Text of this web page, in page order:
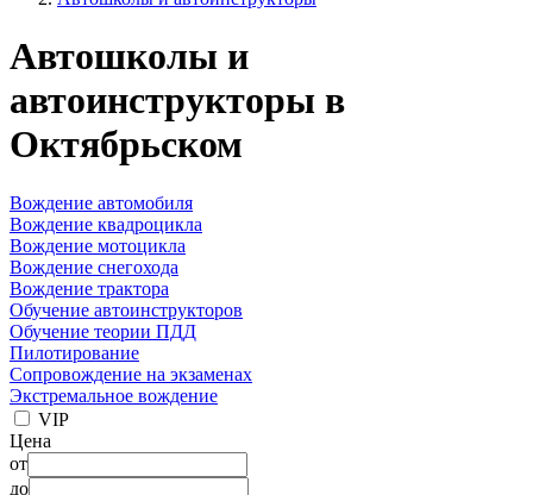
Автошколы и
автоинструкторы в
Октябрьском
Вождение автомобиля
Вождение квадроцикла
Вождение мотоцикла
Вождение снегохода
Вождение трактора
Обучение автоинструкторов
Обучение теории ПДД
Пилотирование
Сопровождение на экзаменах
Экстремальное вождение
VIP
Цена
от
до